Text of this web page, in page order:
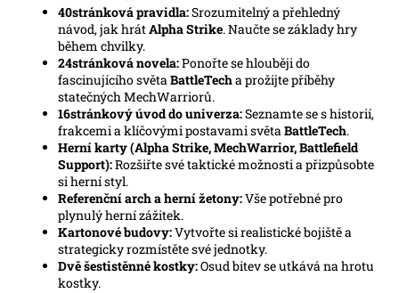
40stránková pravidla:Srozumitelný a přehledný
návod, jak hrátAlpha Strike. Naučte se základy hry
během chvilky.
24stránková novela:Ponořte se hlouběji do
fascinujícího světaBattleTecha prožijte příběhy
statečných MechWarriorů.
16stránkový úvod do univerza:Seznamte se s historií,
frakcemi a klíčovými postavami světaBattleTech.
Herní karty (Alpha Strike, MechWarrior, Battlefield
Support):Rozšiřte své taktické možnosti a přizpůsobte
si herní styl.
Referenční arch a herní žetony:Vše potřebné pro
plynulý herní zážitek.
Kartonové budovy:Vytvořte si realistické bojiště a
strategicky rozmístěte své jednotky.
Dvě šestistěnné kostky:Osud bitev se utkává na hrotu
kostky.